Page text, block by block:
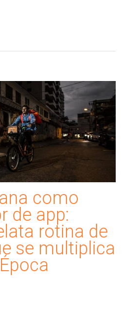
como
de app:
rotina de
se multiplica